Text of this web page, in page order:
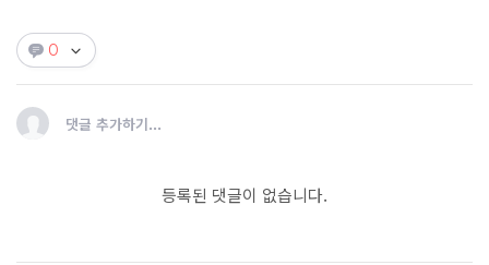
0
댓글 추가하기...
등록된 댓글이 없습니다.